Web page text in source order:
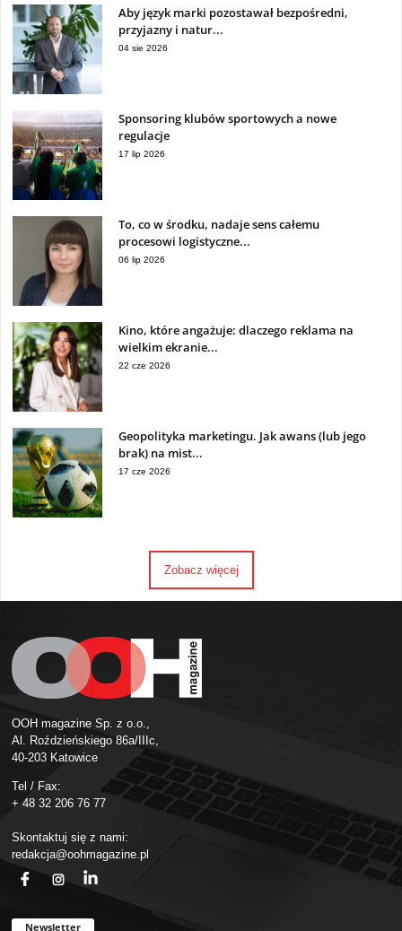
Aby język marki pozostawał bezpośredni,
przyjazny i natur...
04 sie 2026
Sponsoring klubów sportowych a nowe
regulacje
17 lip 2026
To, co w środku, nadaje sens całemu
procesowi logistyczne...
06 lip 2026
Kino, które angażuje: dlaczego reklama na
wielkim ekranie...
22 cze 2026
Geopolityka marketingu. Jak awans (lub jego
brak) na mist...
17 cze 2026
Zobacz więcej
OOH magazine Sp. z o.o.,
Al. Roździeńskiego 86a/IIIc,
40-203 Katowice
Tel / Fax:
+ 48 32 206 76 77
Skontaktuj się z nami:
redakcja@oohmagazine.pl
Newsletter